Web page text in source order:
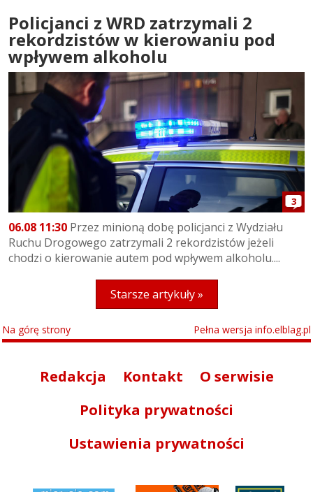
Policjanci z WRD zatrzymali 2
rekordzistów w kierowaniu pod
wpływem alkoholu
3
06.08 11:30 Przez minioną dobę policjanci z Wydziału
Ruchu Drogowego zatrzymali 2 rekordzistów jeżeli
chodzi o kierowanie autem pod wpływem alkoholu....
Starsze artykuły »
Na górę strony Pełna wersja info.elblag.pl
Redakcja Kontakt
O serwisie
Polityka prywatności
Ustawienia prywatności